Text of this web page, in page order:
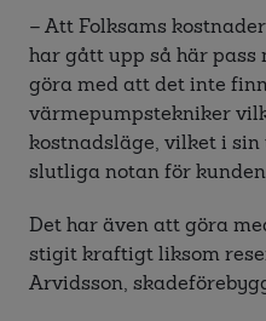
– Att Folksams
har gått upp så här
göra med att det inte
värmepumpstekniker
kostnadsläge, vilket i
slutliga notan för
Det har även att göra
stigit kraftigt liksom
Arvidsson,